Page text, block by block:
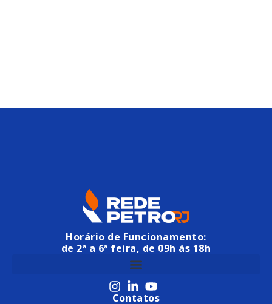
Horário de Funcionamento:
de 2ª a 6ª feira, de 09h às 18h
Contatos